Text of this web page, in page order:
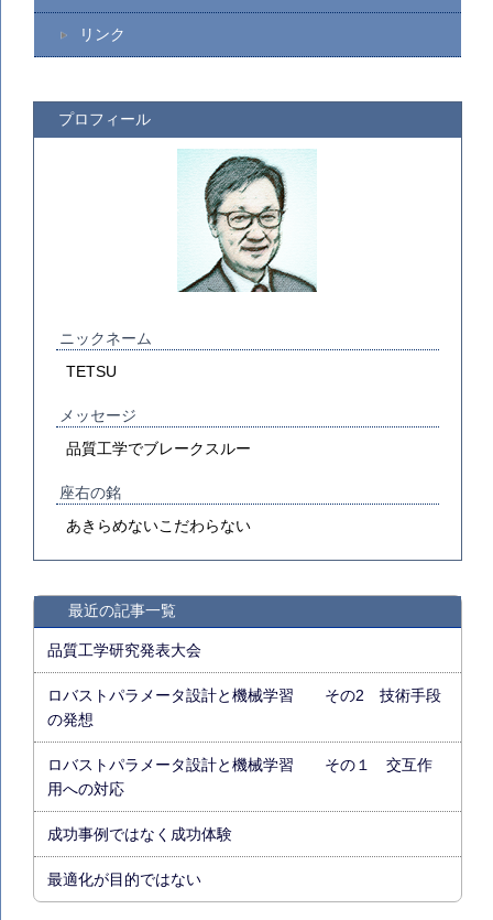
リンク
プロフィール
ニックネーム
TETSU
メッセージ
品質工学でブレークスルー
座右の銘
あきらめないこだわらない
最近の記事一覧
品質工学研究発表大会
ロバストパラメータ設計と機械学習 その2 技術手段
の発想
ロバストパラメータ設計と機械学習 その１ 交互作
用への対応
成功事例ではなく成功体験
最適化が目的ではない